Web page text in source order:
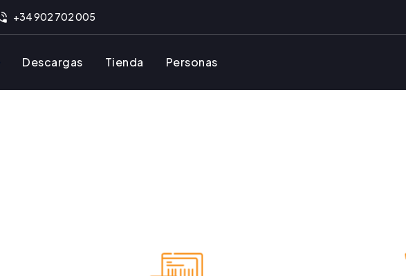
+34 902 702 005
Descargas Tienda Personas